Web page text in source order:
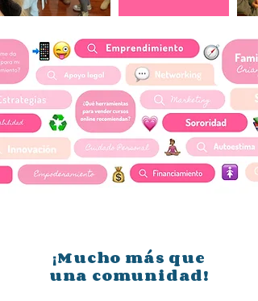
¡Mucho más que
una comunidad!